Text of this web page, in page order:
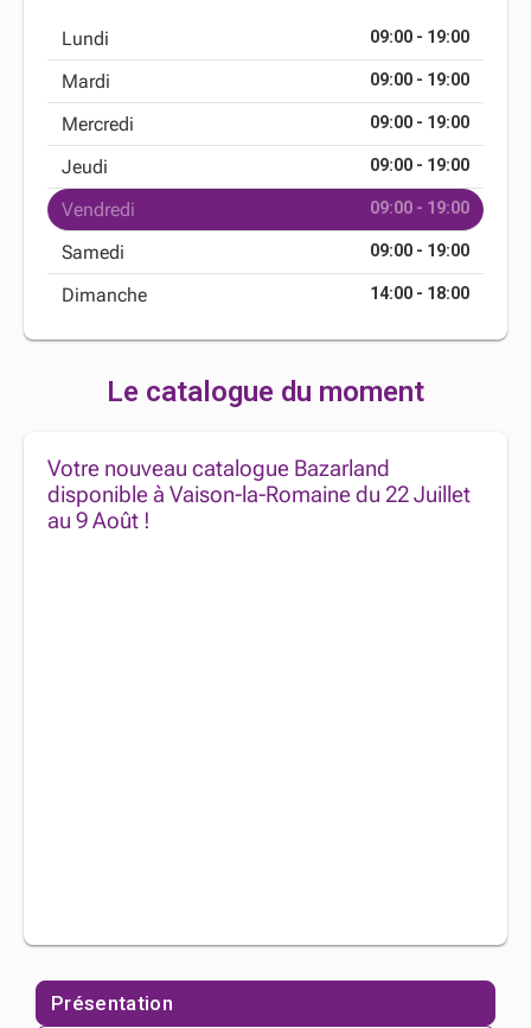
Lundi 09:00 - 19:00
Mardi 09:00 - 19:00
Mercredi 09:00 - 19:00
Jeudi 09:00 - 19:00
Vendredi 09:00 - 19:00
Samedi 09:00 - 19:00
Dimanche 14:00 - 18:00
Le catalogue du moment
Votre nouveau catalogue Bazarland
disponible à Vaison-la-Romaine du 22 Juillet
au 9 Août !
Présentation